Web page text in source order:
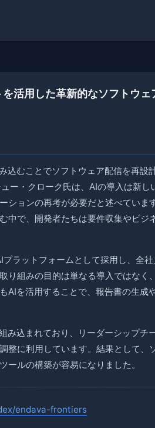
活用した革新的なソフトウェ
込むことでソフトウェア配信を再設
ー・クローク氏は、AIの導入は新
ションの再考が必要だと述べてい
中で、開発者たちは要件収集やビ
プラットフォームとして採用し、全
り組みの目的は単なる導入ではなく
AIを活用することで、報告書の生成
み込まれており、リーダーシップチ
整に利用しています。結果として
ールの構築が容易になりました。
endava-frontiers